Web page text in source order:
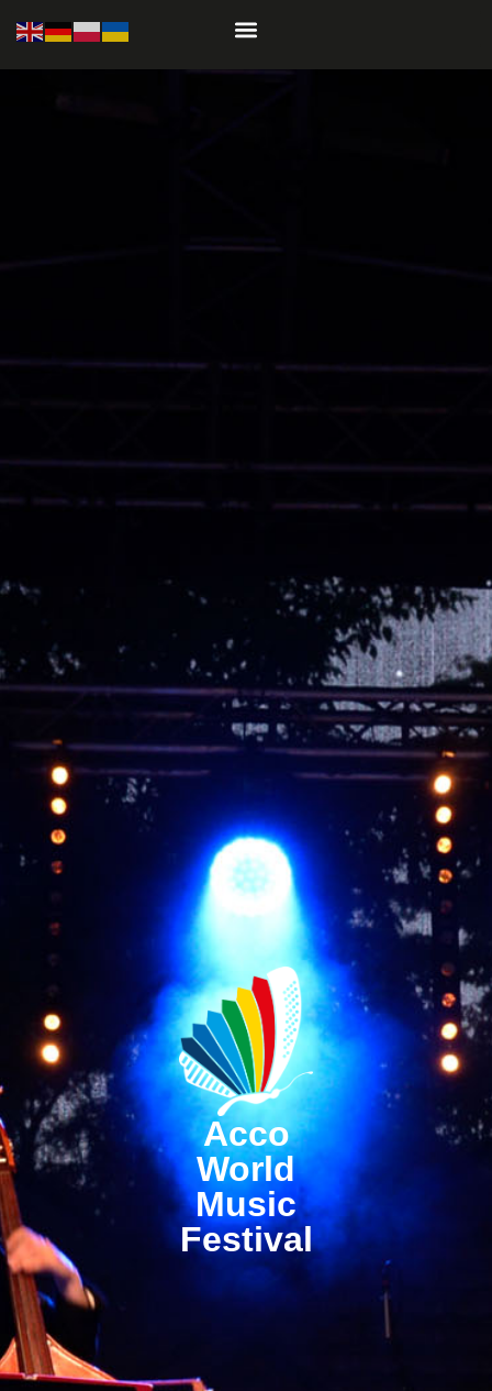
Acco
World
Music
Festival